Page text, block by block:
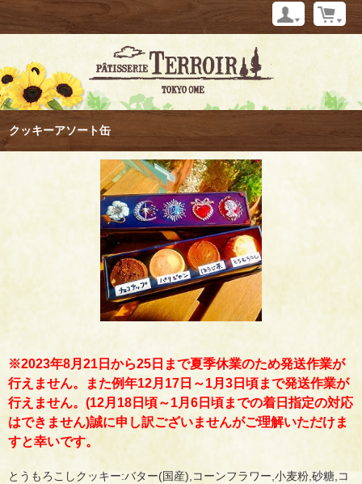
クッキーアソート缶
※2023年8月21日から25日まで夏季休業のため発送作業が
行えません。また例年12月17日～1月3日頃まで発送作業が
行えません。(12月18日頃～1月6日頃までの着日指定の対応
はできません)誠に申し訳ございませんがご理解いただけま
すと幸いです。
とうもろこしクッキー:バター(国産),コーンフラワー,小麦粉,砂糖,コ